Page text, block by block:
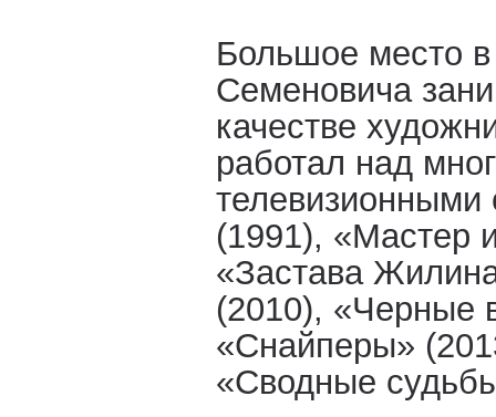
Большое место
Семеновича
качестве
работал над
(1991), «Мастер
«Застава
(2010), «Черные
«Снайперы»
«Сводные